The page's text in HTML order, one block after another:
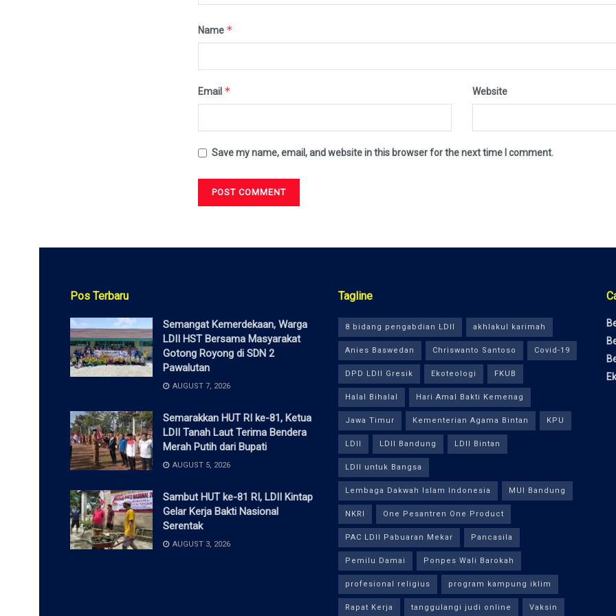
Name *
Email * Website
Save my name, email, and website in this browser for the next time I comment.
Pos Terbaru
Semangat Kemerdekaan, Warga
LDII HST Bersama Masyarakat
Gotong Royong di SDN 2
Pawalutan
AUGUST 7, 2026
Semarakkan HUT RI ke-81, Ketua
LDII Tanah Laut Terima Bendera
Merah Putih dari Bupati
AUGUST 5, 2026
Sambut HUT ke-81 RI, LDII Kintap
Gelar Kerja Bakti Nasional
Serentak
AUGUST 3, 2026
Tagline
8 bidang pengabdian LDII akhlakul karimah
Anies Baswedan Chriswanto Santoso Covid-19
DPD LDII Gresik Ekoteologi FKUB
Halal Bihalal Hari Amal Bakti Kemenag
Jawa Timur Kementerian Agama Bintan KPU
LDII LDII Bandung LDII Bintan
LDII untuk Bangsa
Lembaga Dakwah Islam Indonesia MUI Bandung
NKRI One Pesantren One Product
PAC LDII Pabuaran Mekar Pancasila
Pemilu Damai Ponpes Wali Barokah
profesional religius program kampung iklim
Rapat Kerja tanggulangi judi online Vaksin